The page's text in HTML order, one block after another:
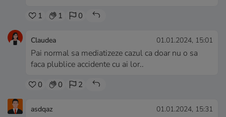
1 1 0
Claudea 01.01.2024, 15:01
Pai normal sa mediatizeze cazul ca doar nu o sa
faca plublice accidente cu ai lor..
0 0 2
asdqaz 01.01.2024, 15:31